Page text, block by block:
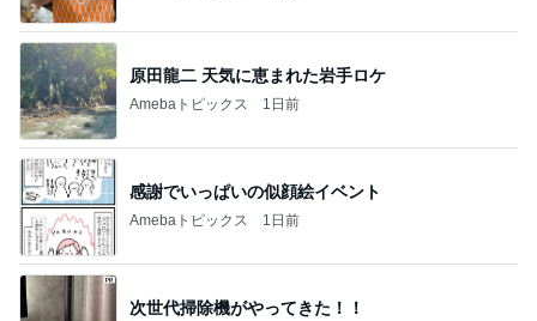
原田龍二 天気に恵まれた岩手ロケ
Amebaトピックス 1日前
感謝でいっぱいの似顔絵イベント
Amebaトピックス 1日前
次世代掃除機がやってきた！！